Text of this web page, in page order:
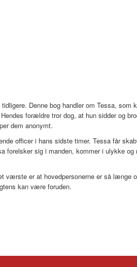
Denne bog handler om Tessa, som
forældre tror dog, at hun sidder og
dem anonymt.
officer i hans sidste timer. Tessa får
sig i manden, kommer i ulykke og
værste er at hovedpersonerne er så længe
kan være foruden.